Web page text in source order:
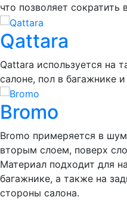
что позволяет
Qattara
Qattara используется на
салоне, пол в багажнике
Bromo
Bromo примеряется в
вторым слоем, поверх
Материал подходит для
багажнике, а также на
стороны салона.